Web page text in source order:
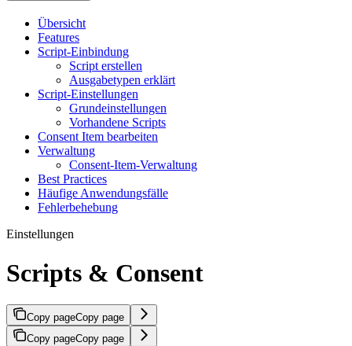
Übersicht
Features
Script-Einbindung
Script erstellen
Ausgabetypen erklärt
Script-Einstellungen
Grundeinstellungen
Vorhandene Scripts
Consent Item bearbeiten
Verwaltung
Consent-Item-Verwaltung
Best Practices
Häufige Anwendungsfälle
Fehlerbehebung
Einstellungen
Scripts & Consent
Copy pageCopy page
Copy pageCopy page